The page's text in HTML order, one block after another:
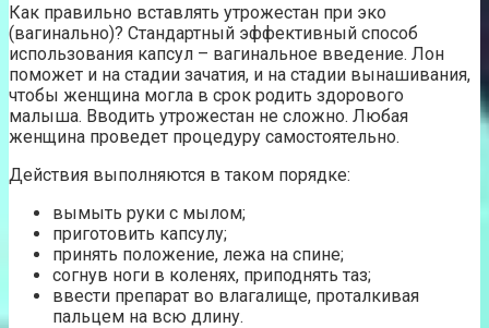
Как правильно вставлять утрожестан при эко
(вагинально)? Стандартный эффективный способ
использования капсул – вагинальное введение. Лон
поможет и на стадии зачатия, и на стадии вынашивания,
чтобы женщина могла в срок родить здорового
малыша. Вводить утрожестан не сложно. Любая
женщина проведет процедуру самостоятельно.
Действия выполняются в таком порядке:
вымыть руки с мылом;
приготовить капсулу;
принять положение, лежа на спине;
согнув ноги в коленях, приподнять таз;
ввести препарат во влагалище, проталкивая
пальцем на всю длину.